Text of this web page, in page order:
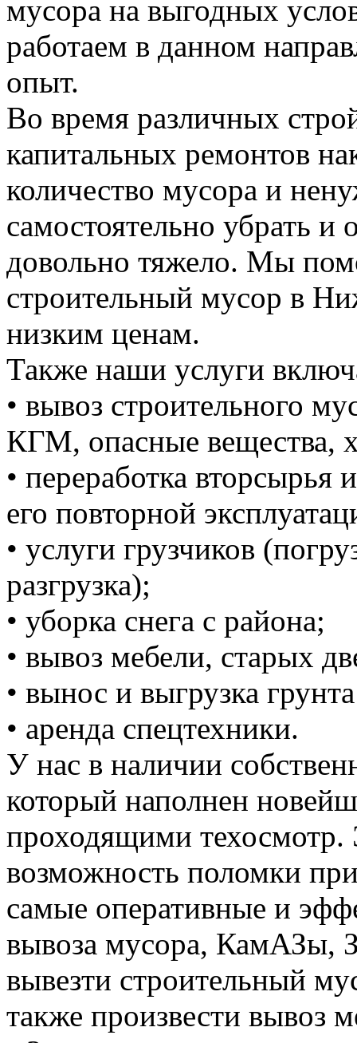
мусора на выгодных
работаем в данном
опыт.
Во время различных
капитальных ремонтов
количество мусора и
самостоятельно убрать и
довольно тяжело. Мы
строительный мусор в
низким ценам.
Также наши услуги
• вывоз строительного
КГМ, опасные вещества,
• переработка вторсырья
его повторной
• услуги грузчиков
разгрузка);
• уборка снега с района;
• вывоз мебели, старых
• вынос и выгрузка
• аренда спецтехники.
У нас в наличии
который наполнен
проходящими техосмотр.
возможность поломки
самые оперативные и
вывоза мусора,
вывезти строительный
также произвести вывоз